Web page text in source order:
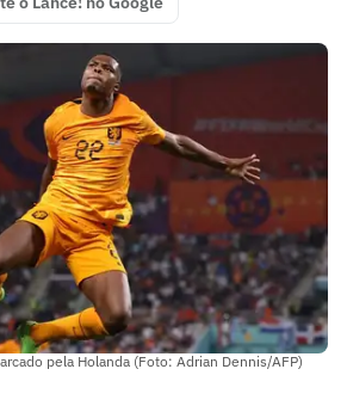
pela Holanda (Foto: Adrian Dennis/AFP)